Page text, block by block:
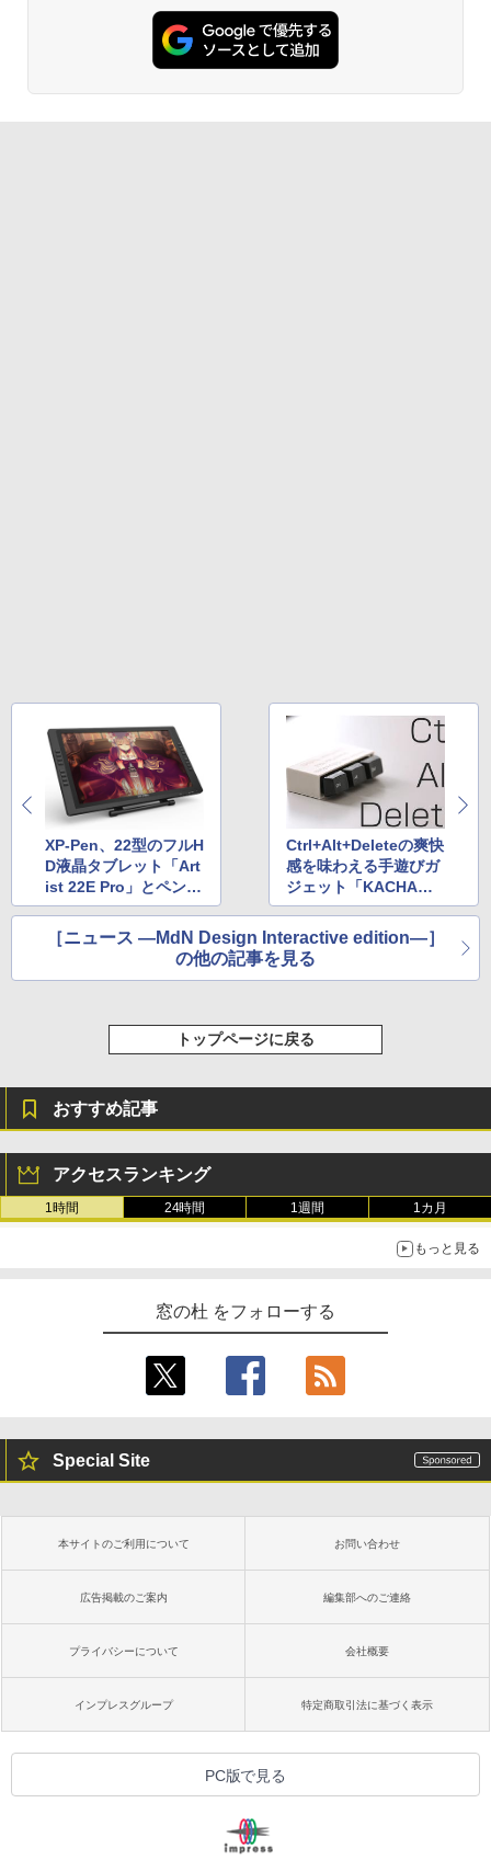
Amazon Kindle - 目に優しい、かさばら
ない、大きな画面で読みやすい、6週間持
書籍リーダー、ブラック、16GB、広告な
XP-Pen、22型のフルH
D液晶タブレット「Art
ist 22E Pro」とペンタ
ブレットの新モデルを
発売
Ctrl+Alt+Deleteの爽快
感を味わえる手遊びガ
ジェット「KACHA」
が7月に一般販売開始
［ニュース ―MdN Design Interactive edition―］
の他の記事を見る
トップページに戻る
おすすめ記事
アクセスランキング
1時間 24時間 1週間 1カ月
もっと見る
窓の杜 をフォローする
Special Site
本サイトのご利用について お問い合わせ
広告掲載のご案内 編集部へのご連絡
プライバシーについて 会社概要
インプレスグループ 特定商取引法に基づく表示
PC版で見る